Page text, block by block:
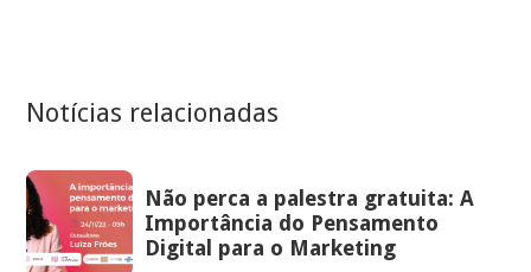
Notícias relacionadas
Não perca a palestra gratuita: A
Importância do Pensamento
Digital para o Marketing